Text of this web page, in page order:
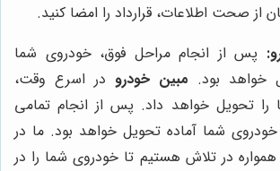
از صحت اطلاعات، قرارداد را امضا کنید.
پس از انجام مراحل فوق، خودروی شما
خواهد بود. مبین خودرو در اسرع وقت،
را تحویل خواهد داد. پس از انجام تمامی
شما آماده تحویل خواهد بود. ما در
همواره در تلاش هستیم تا خودروی شما را در